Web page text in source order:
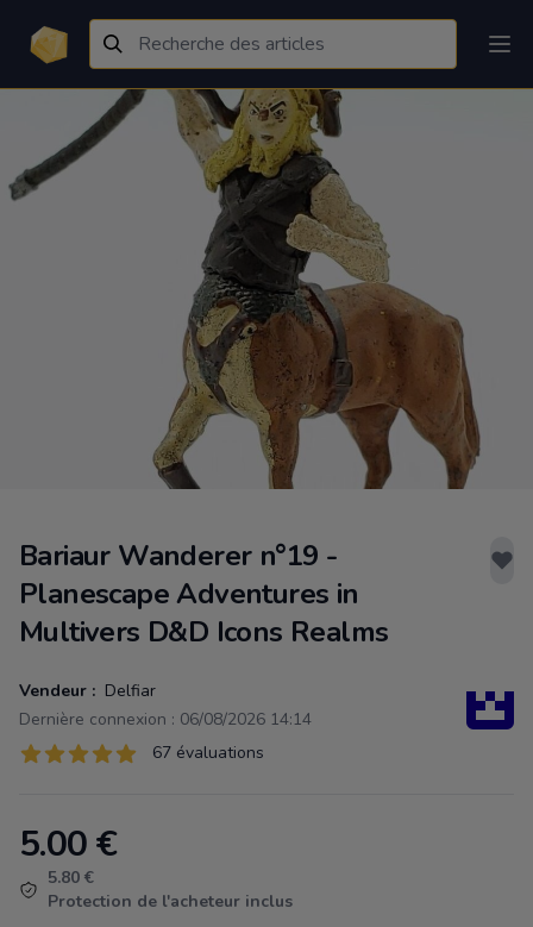
Bariaur Wanderer n°19 -
Planescape Adventures in
Multivers D&D Icons Realms
Vendeur : Delfiar
Dernière connexion : 06/08/2026 14:14
Évaluations
67 sur 5 étoiles 67 évaluations
Product information
5.00€
5.80 €
Protection de l'acheteur inclus